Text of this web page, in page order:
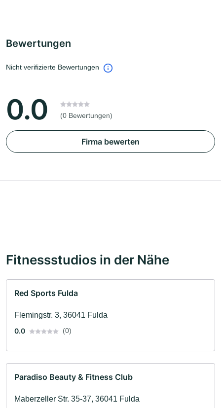
Bewertungen
Nicht verifizierte Bewertungen
0.0 (0 Bewertungen)
Firma bewerten
Fitnessstudios in der Nähe
Red Sports Fulda
Flemingstr. 3, 36041 Fulda
0.0
(0)
Paradiso Beauty & Fitness Club
Maberzeller Str. 35-37, 36041 Fulda